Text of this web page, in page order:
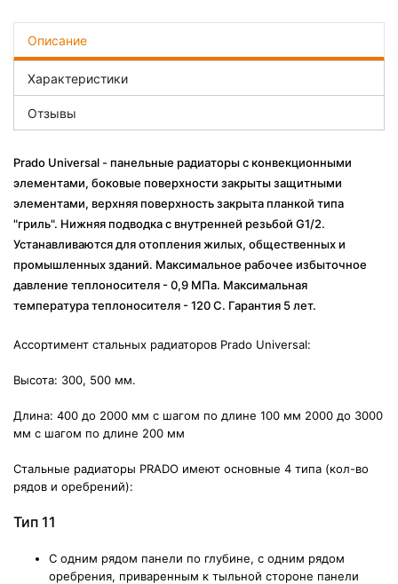
Описание
Характеристики
Отзывы
Prado Universal - панельные радиаторы с конвекционными
элементами, боковые поверхности закрыты защитными
элементами, верхняя поверхность закрыта планкой типа
"гриль". Нижняя подводка с внутренней резьбой G1/2.
Устанавливаются для отопления жилых, общественных и
промышленных зданий. Максимальное рабочее избыточное
давление теплоносителя - 0,9 МПа. Максимальная
температура теплоносителя - 120 С. Гарантия 5 лет.
Ассортимент стальных радиаторов Prado Universal:
Высота: 300, 500 мм.
Длина: 400 до 2000 мм с шагом по длине 100 мм 2000 до 3000
мм с шагом по длине 200 мм
Стальные радиаторы PRADO имеют основные 4 типа (кол-во
рядов и оребрений):
Тип 11
С одним рядом панели по глубине, с одним рядом
оребрения, приваренным к тыльной стороне панели